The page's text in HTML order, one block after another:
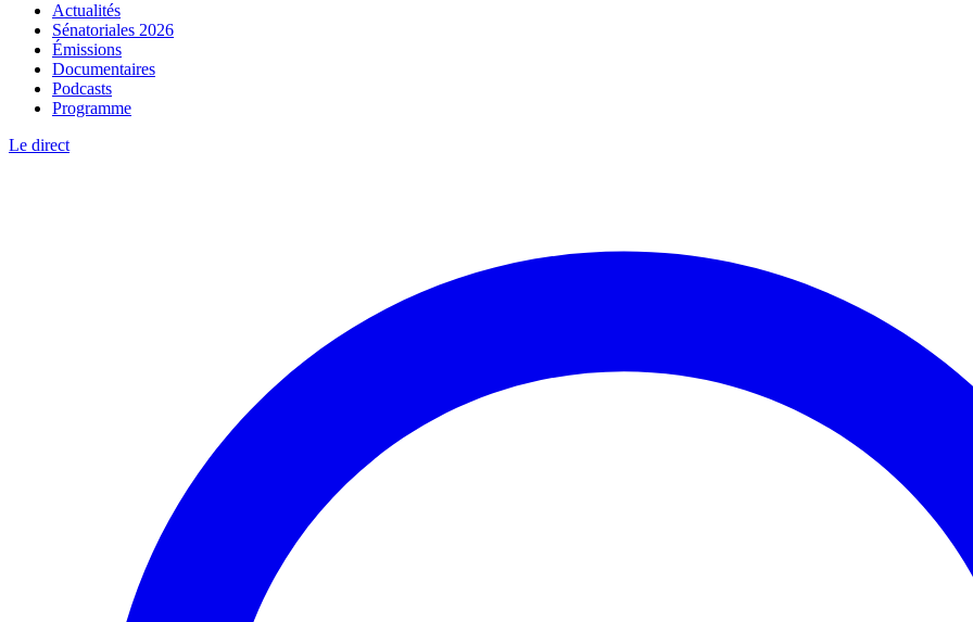
Actualités
Sénatoriales 2026
Émissions
Documentaires
Podcasts
Programme
Le direct